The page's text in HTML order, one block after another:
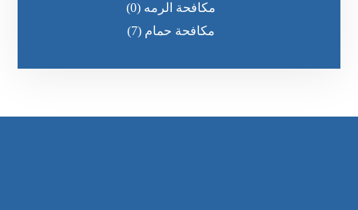
مكافحة الرمه (0)
مكافحة حمام (7)